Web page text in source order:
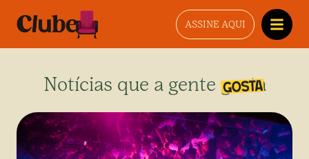
ASSINE AQUI
Notícias que a gente gosta